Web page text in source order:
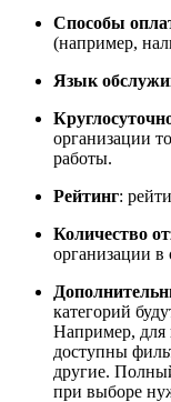
Способы
(например,
Язык
организации
работы.
Рейтинг:
Количество
организации в
категорий
Например, для
доступны
другие.
при выборе